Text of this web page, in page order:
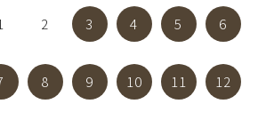
2 3 4 5 6
8 9 10 11 12